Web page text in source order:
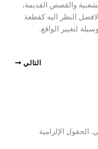
والقصص القديمة،
النظر اليه كقطعة
لتغيير الواقع.
التالي
الحقول الإلزامية